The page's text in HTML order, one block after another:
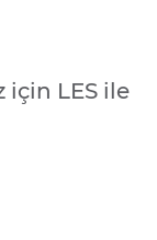
için LES ile